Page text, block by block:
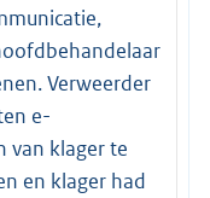
Verweerder
e-
van klager te
en klager had